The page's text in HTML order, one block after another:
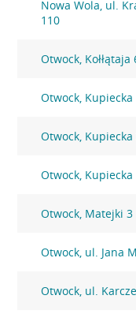
Nowa Wola, ul.
110
Otwock, Kołłątaja
Otwock, Kupiecka
Otwock, Kupiecka
Otwock, Kupiecka
Otwock, Matejki 3
Otwock, ul. Jana
Otwock, ul.